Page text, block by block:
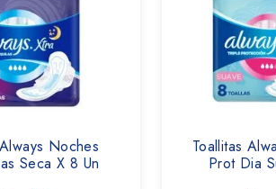
Noches
Seca X 8 Un
Toallitas
Prot Dia